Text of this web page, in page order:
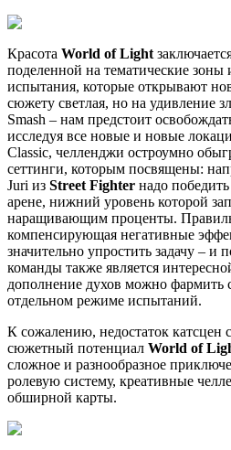
Красота World of Light
поделенной на тематические
испытания, которые открывают
сюжету светлая, но на удивление
Smash – нам предстоит
исследуя все новые и новые
Classic, челленджи остроумно
сеттинги, которым посвящены:
Juri из Street Fighter надо
арене, нижний уровень которой
наращивающим проценты.
компенсирующая негативные
значительно упростить задачу – и
команды также является
дополнение духов можно фармить
отдельном режиме испытаний.
К сожалению, недостаток катсцен
сюжетный потенциал World of
сложное и разнообразное
ролевую систему, креативные
обширной карты.